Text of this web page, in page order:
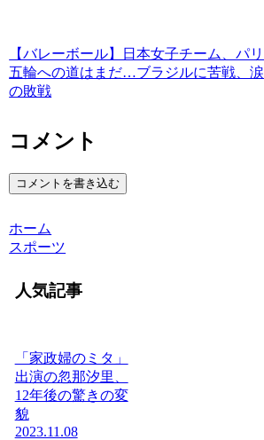
【バレーボール】日本女子チーム、パリ
五輪への道はまだ…ブラジルに苦戦、涙
の敗戦
コメント
コメントを書き込む
ホーム
スポーツ
人気記事
「家政婦のミタ」
出演の忽那汐里、
12年後の驚きの変
貌
2023.11.08